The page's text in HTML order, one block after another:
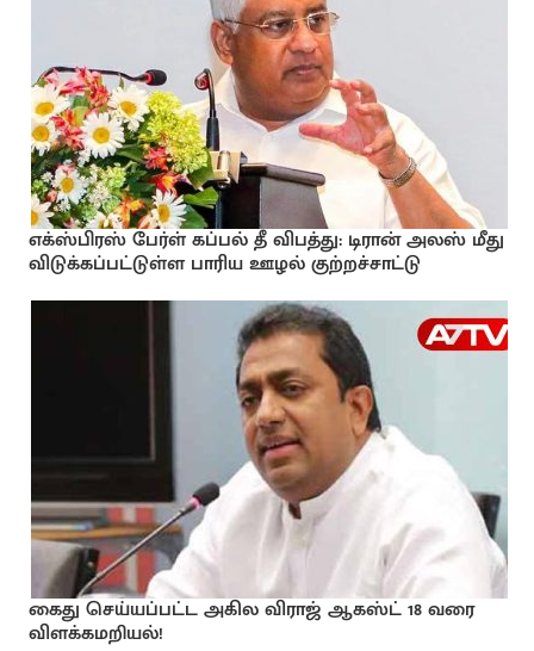
எக்ஸ்பிரஸ் பேர்ள் கப்பல் தீ விபத்து: டிரான் அலஸ் மீது
விடுக்கப்பட்டுள்ள பாரிய ஊழல் குற்றச்சாட்டு
கைது செய்யப்பட்ட அகில விராஜ் ஆகஸ்ட் 18 வரை
விளக்கமறியல்!